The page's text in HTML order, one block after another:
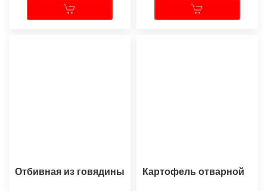
Отбивная из говядины Картофель отварной